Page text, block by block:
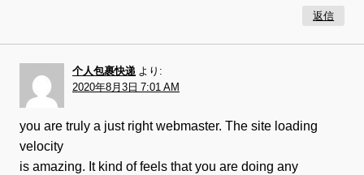
返信
个人包裹快递 より:
2020年8月3日 7:01 AM
you are truly a just right webmaster. The site loading
velocity
is amazing. It kind of feels that you are doing any